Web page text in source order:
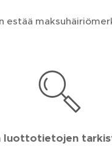
estää
luottotietojen